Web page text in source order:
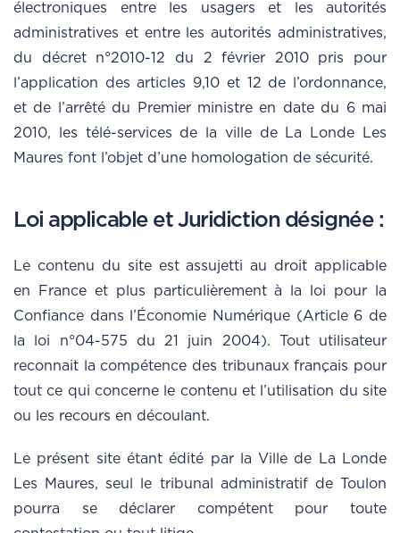
électroniques entre les usagers et les autorités
administratives et entre les autorités administratives,
du décret n°2010-12 du 2 février 2010 pris pour
l’application des articles 9,10 et 12 de l’ordonnance,
et de l’arrêté du Premier ministre en date du 6 mai
2010, les télé-services de la ville de La Londe Les
Maures font l’objet d’une homologation de sécurité.
Loi applicable et Juridiction désignée :
Le contenu du site est assujetti au droit applicable
en France et plus particulièrement à la loi pour la
Confiance dans l’Économie Numérique (Article 6 de
la loi n°04-575 du 21 juin 2004). Tout utilisateur
reconnait la compétence des tribunaux français pour
tout ce qui concerne le contenu et l’utilisation du site
ou les recours en découlant.
Le présent site étant édité par la Ville de La Londe
Les Maures, seul le tribunal administratif de Toulon
pourra se déclarer compétent pour toute